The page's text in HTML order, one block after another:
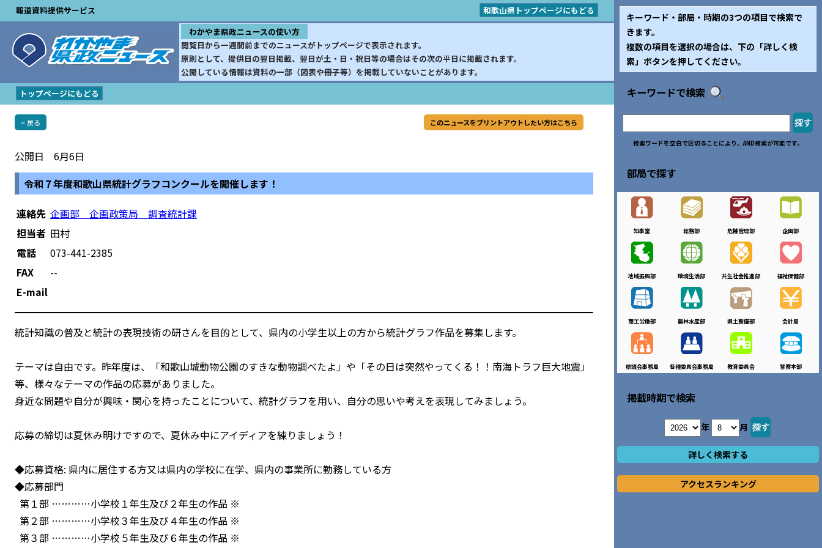
報道資料提供サービス
和歌山県トップページにもどる
わかやま県政ニュースの使い方
閲覧日から一週間前までのニュースがトップページで表示されます。
原則として、提供日の翌日掲載、翌日が土・日・祝日等の場合はその次の平日に掲載されます。
公開している情報は資料の一部（図表や冊子等）を掲載していないことがあります。
トップページにもどる
< 戻る このニュースをプリントアウトしたい方はこちら
公開日 6月6日
令和７年度和歌山県統計グラフコンクールを開催します！
連絡先 企画部 企画政策局 調査統計課
担当者 田村
電話
073-441-2385
FAX
--
E-mail
統計知識の普及と統計の表現技術の研さんを目的として、県内の小学生以上の方から統計グラフ作品を募集します。
テーマは自由です。昨年度は、「和歌山城動物公園のすきな動物調べたよ」や「その日は突然やってくる！！南海トラフ巨大地震」
等、様々なテーマの作品の応募がありました。
身近な問題や自分が興味・関心を持ったことについて、統計グラフを用い、自分の思いや考えを表現してみましょう。
応募の締切は夏休み明けですので、夏休み中にアイディアを練りましょう！
◆応募資格: 県内に居住する方又は県内の学校に在学、県内の事業所に勤務している方
◆応募部門
第１部 …………小学校１年生及び２年生の作品 ※
第２部 …………小学校３年生及び４年生の作品 ※
第３部 …………小学校５年生及び６年生の作品 ※
キーワード・部局・時期の3つの項目で検索で
きます。
複数の項目を選択の場合は、下の「詳しく検
索」ボタンを押してください。
キーワードで検索
検索ワードを空白で区切ることにより、AND検索が可能です。
部局で探す
知事室 総務部 危機管理部 企画部
地域振興部 環境生活部 共生社会推進部 福祉保健部
商工労働部 農林水産部 県土整備部 会計局
県議会事務局 各種委員会事務局 教育委員会 警察本部
掲載時期で検索
年 月
詳しく検索する
アクセスランキング